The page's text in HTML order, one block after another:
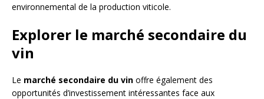
environnemental de la production viticole.
Explorer le marché secondaire du
vin
Le marché secondaire du vin offre également des
opportunités d’investissement intéressantes face aux